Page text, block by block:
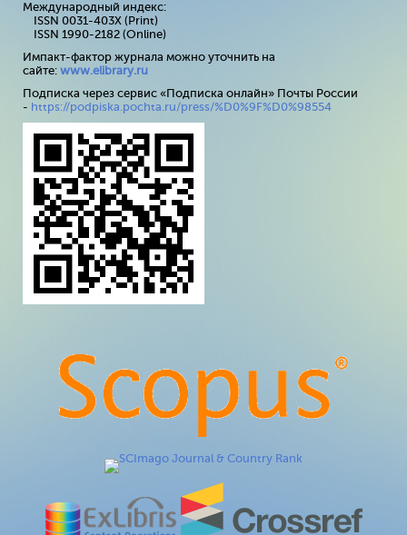
Международный индекс:
ISSN 0031-403X (Print)
ISSN 1990-2182 (Online)
Импакт-фактор журнала можно уточнить на
сайте: www.elibrary.ru
Подписка через сервис «Подписка онлайн» Почты России
- https://podpiska.pochta.ru/press/%D0%9F%D0%98554